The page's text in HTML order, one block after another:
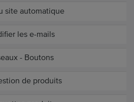
site automatique
les e-mails
- Boutons
de produits